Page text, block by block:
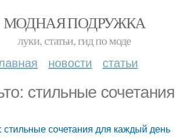
МОДНАЯ ПОДРУЖКА
луки, статьи, гид по моде
новости статьи
стильные
стильные сочетания для каждый день